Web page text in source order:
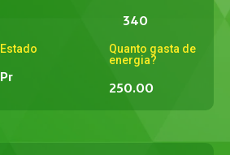
340
Estado
Pr
Quanto gasta de
energia?
250.00